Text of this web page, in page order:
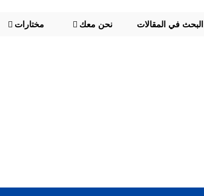
مختارات نحن معك البحث في المقالات